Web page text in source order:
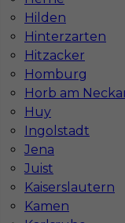
Hilden
Hinterzarten
Hitzacker
Homburg
Horb am
Huy
Ingolstadt
Jena
Juist
Kaiserslautern
Kamen
Informacje w
Telefon:793-577-977
Dane firmy
In-Serv Team Sp. z o.o.
ul. Bóżnicza 15/6
61-751 Poznań, Polen